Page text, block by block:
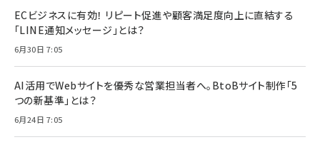
ECビジネスに有効！ リピート促進や顧客満足度向上に直結する
「LINE通知メッセージ」とは？
6月30日 7:05
AI活用でWebサイトを優秀な営業担当者へ。BtoBサイト制作「5
つの新基準」とは？
6月24日 7:05